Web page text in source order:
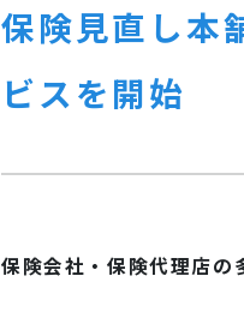
保険見直し本
ビスを開始
保険会社・保険代理店の